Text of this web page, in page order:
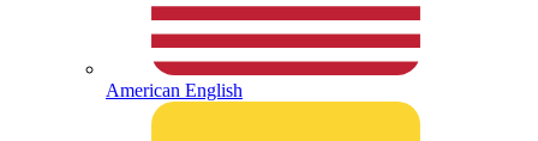
American English